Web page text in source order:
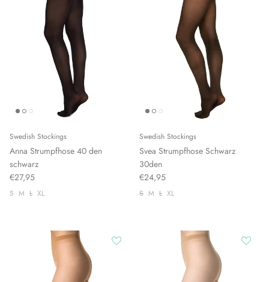
Swedish Stockings
Anna Strumpfhose 40 den
schwarz
€27,95
S M L XL
Swedish Stockings
Svea Strumpfhose Schwarz
30den
€24,95
S M L XL